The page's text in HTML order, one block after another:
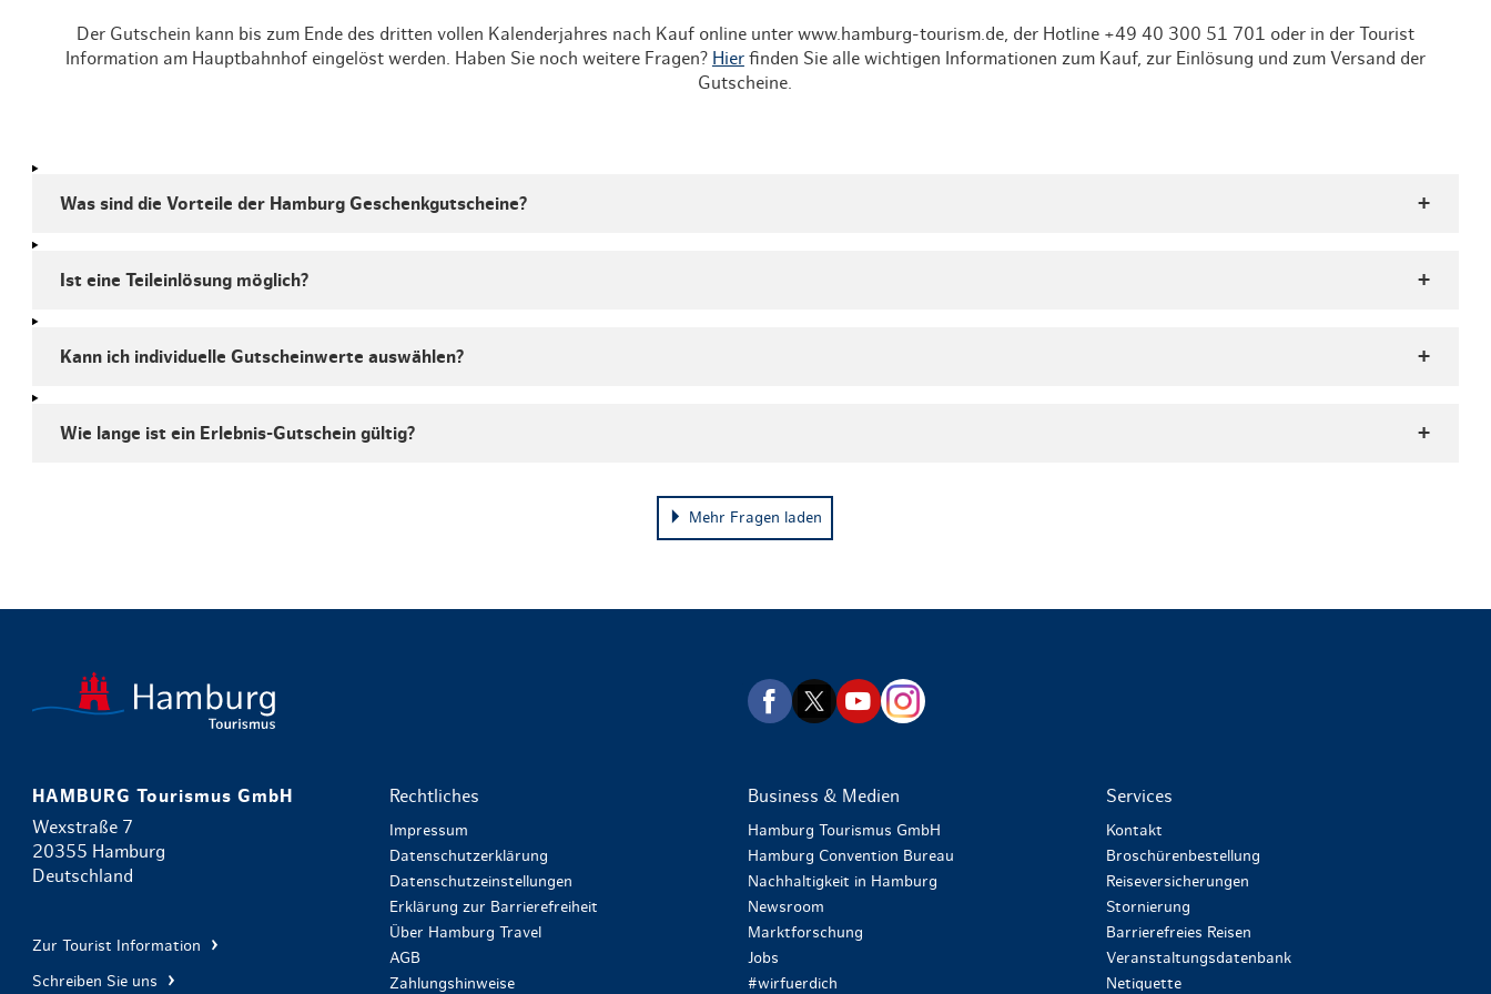
Der Gutschein kann bis zum Ende des dritten vollen Kalenderjahres nach Kauf online unter www.hamburg-tourism.de, der Hotline +49 40 300 51 701 oder in der Tourist
Information am Hauptbahnhof eingelöst werden. Haben Sie noch weitere Fragen? Hierfinden Sie alle wichtigen Informationen zum Kauf, zur Einlösung und zum Versand der
Gutscheine.
Was sind die Vorteile der Hamburg Geschenkgutscheine?
Ist eine Teileinlösung möglich?
Kann ich individuelle Gutscheinwerte auswählen?
Wie lange ist ein Erlebnis-Gutschein gültig?
Mehr Fragen laden
zurück zur Startseite
HAMBURG Tourismus GmbH
Wexstraße 7
20355 Hamburg
Deutschland
Zur Tourist Information
Schreiben Sie uns
Rechtliches
Impressum
Datenschutzerklärung
Datenschutzeinstellungen
Erklärung zur Barrierefreiheit
Über Hamburg Travel
AGB
Zahlungshinweise
Business & Medien
Hamburg Tourismus GmbH
Hamburg Convention Bureau
Nachhaltigkeit in Hamburg
Newsroom
Marktforschung
Jobs
#wirfuerdich
Services
Kontakt
Broschürenbestellung
Reiseversicherungen
Stornierung
Barrierefreies Reisen
Veranstaltungsdatenbank
Netiquette